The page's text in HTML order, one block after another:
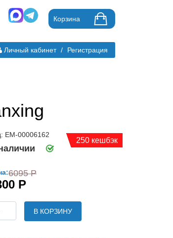
Корзина
Личный кабинет / Регистрация
ЕМ-00006162
6095 Р
Р
В КОРЗИНУ
250 кешбэк